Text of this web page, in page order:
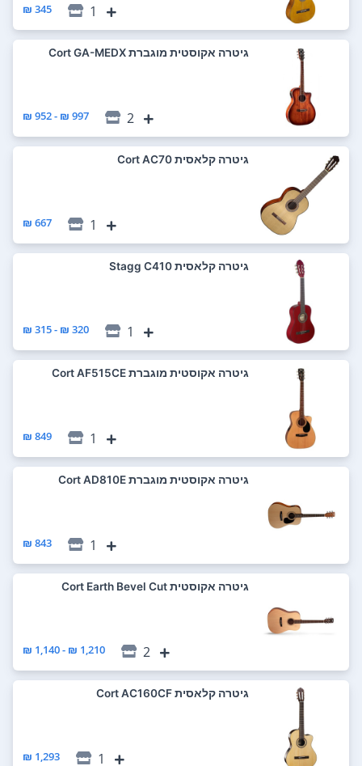
1
345 ₪
‏גיטרה אקוסטית מוגברת Cort GA-MEDX
2
997 ₪ - 952 ₪
‏גיטרה קלאסית Cort AC70
1
667 ₪
‏גיטרה קלאסית Stagg C410
1
320 ₪ - 315 ₪
‏גיטרה אקוסטית מוגברת Cort AF515CE
1
849 ₪
‏גיטרה אקוסטית מוגברת Cort AD810E
1
843 ₪
‏גיטרה אקוסטית Cort Earth Bevel Cut
2
1,210 ₪ - 1,140 ₪
‏גיטרה קלאסית Cort AC160CF
1
1,293 ₪